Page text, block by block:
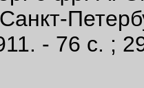
- 76 с. ;